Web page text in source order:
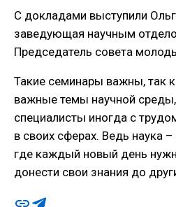
С докладами выступили
заведующая научным
Председатель совета
Такие семинары важны, так
важные темы научной
специалисты иногда с
в своих сферах. Ведь наука
где каждый новый день
донести свои знания до